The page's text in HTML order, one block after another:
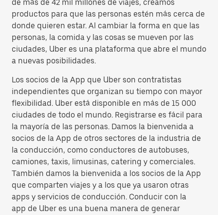
de más de 42 mil millones de viajes, creamos
productos para que las personas estén más cerca de
donde quieren estar. Al cambiar la forma en que las
personas, la comida y las cosas se mueven por las
ciudades, Uber es una plataforma que abre el mundo
a nuevas posibilidades.
Los socios de la App que Uber son contratistas
independientes que organizan su tiempo con mayor
flexibilidad. Uber está disponible en más de 15 000
ciudades de todo el mundo. Registrarse es fácil para
la mayoría de las personas. Damos la bienvenida a
socios de la App de otros sectores de la industria de
la conducción, como conductores de autobuses,
camiones, taxis, limusinas, catering y comerciales.
También damos la bienvenida a los socios de la App
que comparten viajes y a los que ya usaron otras
apps y servicios de conducción. Conducir con la
app de Uber es una buena manera de generar